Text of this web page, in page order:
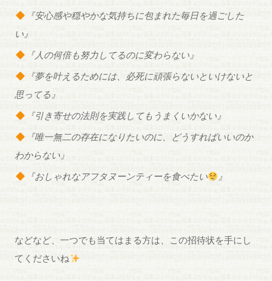
『安心感や穏やかな気持ちに包まれた毎日を過ごした
い』
『人の何倍も努力してるのに変わらない』
『夢を叶えるためには、必死に頑張らないといけないと
思ってる』
『引き寄せの法則を実践してもうまくいかない』
『唯一無二の存在になりたいのに、どうすればいいのか
わからない』
『おしゃれなアフタヌーンティーを食べたい 』
などなど、一つでも当てはまる方は、この招待状を手にし
てくださいね